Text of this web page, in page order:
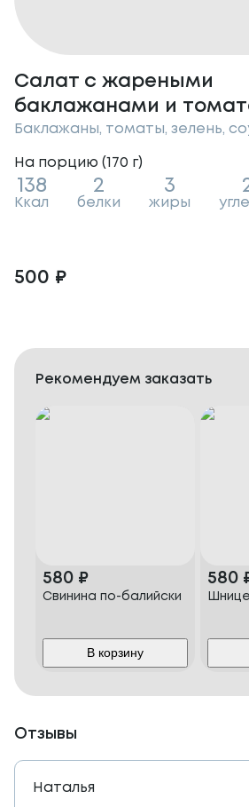
Салат с жареными
баклажанами и
Баклажаны, томаты, зелень,
На порцию (170 г)
138
Ккал
2
белки
3
жиры
500 ₽
Рекомендуем заказать
580 ₽
Свинина по-балийски
В корзину
580
Отзывы
Наталья